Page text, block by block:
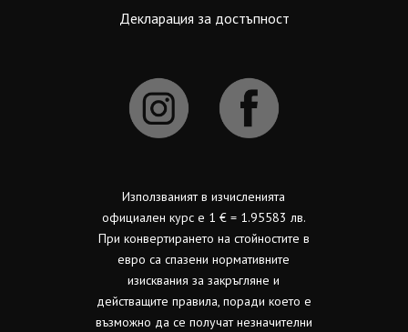
Декларация за достъпност
Използваният в изчисленията
официален курс е 1 € = 1.95583 лв.
При конвертирането на стойностите в
евро са спазени нормативните
изисквания за закръгляне и
действащите правила, поради което е
възможно да се получат незначителни